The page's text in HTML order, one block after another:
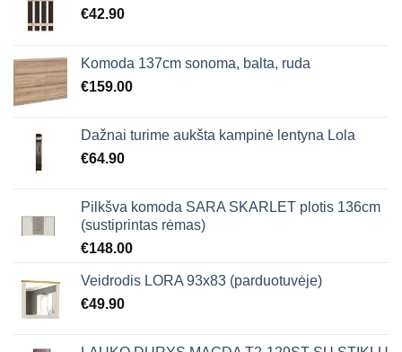
€42.90
Komoda 137cm sonoma, balta, ruda
€159.00
Dažnai turime aukšta kampinė lentyna Lola
€64.90
Pilkšva komoda SARA SKARLET plotis 136cm
(sustiprintas rėmas)
€148.00
Veidrodis LORA 93x83 (parduotuvėje)
€49.90